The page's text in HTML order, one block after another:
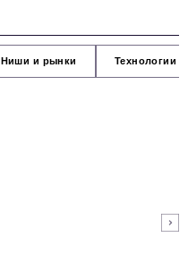
Ниши и рынки Технологии